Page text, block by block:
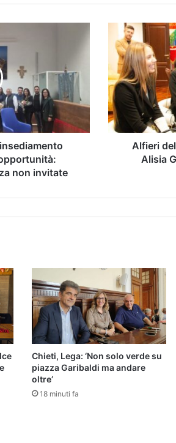
non invitate
Alfieri
Alisia
Chieti, Lega: ‘Non solo verde su
piazza Garibaldi ma andare
oltre’
18 minuti fa